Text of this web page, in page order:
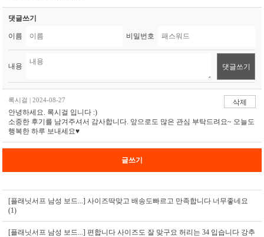
댓글쓰기
이름 비밀번호
내용 댓글쓰기
록시걸 | 2024-08-27
삭제
안녕하세요. 록시걸 입니다 :)
소중한 후기를 남겨주셔서 감사합니다. 앞으로도 많은 관심 부탁드려요~ 오늘도
행복한 하루 보내세요♥
글쓰기
[플래닛서프 남성 보드...]사이즈딱맞고 배송도빠르고 만족합니다 너무좋네요
(1)
[플래닛서프 남성 보드...]편합니다 사이즈도 잘 맞구요 허리는 34 입습니다 강추